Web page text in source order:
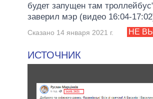
будет запущен там
заверил мэр (видео 16:04-
НЕ
Сказано 14 января 2021 г.
ИСТОЧНИК